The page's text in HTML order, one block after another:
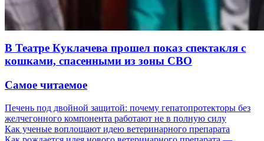
В Театре Куклачева прошел показ спектакля с
кошками, спасенными из зоны СВО
Самое читаемое
Печень под двойной защитой: почему гепатопротекторы без
желчегонного компонента работают не в полную силу
Как ученые воплощают идею ветеринарного препарата